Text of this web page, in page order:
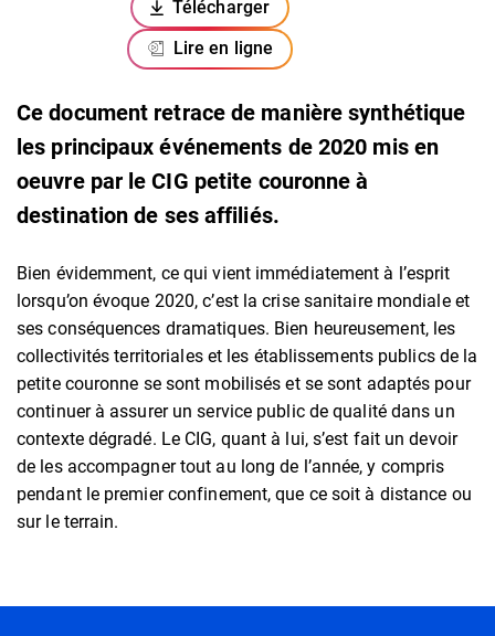
Télécharger
(ouverture dans un nouvel onglet)
Lire en ligne
Ce document retrace de manière synthétique
les principaux événements de 2020 mis en
oeuvre par le CIG petite couronne à
destination de ses affiliés.
Bien évidemment, ce qui vient immédiatement à l’esprit
lorsqu’on évoque 2020, c’est la crise sanitaire mondiale et
ses conséquences dramatiques. Bien heureusement, les
collectivités territoriales et les établissements publics de la
petite couronne se sont mobilisés et se sont adaptés pour
continuer à assurer un service public de qualité dans un
contexte dégradé. Le CIG, quant à lui, s’est fait un devoir
de les accompagner tout au long de l’année, y compris
pendant le premier confinement, que ce soit à distance ou
sur le terrain.